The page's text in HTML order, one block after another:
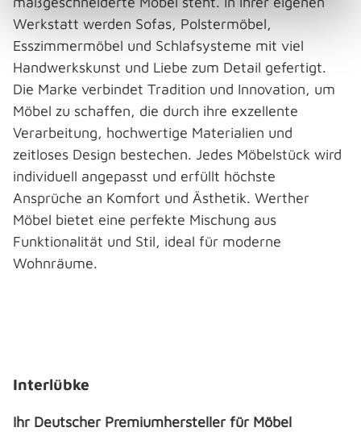
Werkstatt werden Sofas, Polstermöbel,
Esszimmermöbel und Schlafsysteme mit viel
Handwerkskunst und Liebe zum Detail gefertigt.
Die Marke verbindet Tradition und Innovation, um
Möbel zu schaffen, die durch ihre exzellente
Verarbeitung, hochwertige Materialien und
zeitloses Design bestechen. Jedes Möbelstück wird
individuell angepasst und erfüllt höchste
Ansprüche an Komfort und Ästhetik. Werther
Möbel bietet eine perfekte Mischung aus
Funktionalität und Stil, ideal für moderne
Wohnräume.
Interlübke
Ihr Deutscher Premiumhersteller für Möbel